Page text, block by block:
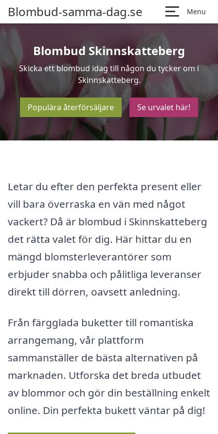
Blombud-samma-dag.se Menu
Blombud Skinnskatteberg
Skicka ett blombud idag till någon du tycker om i
Skinnskatteberg.
Populära återförsäljare Se urvalet här!
Letar du efter den perfekta present eller
vill bara överraska en vän med något
vackert? Då är blombud i Skinnskatteberg
det rätta valet för dig. Här hittar du en
mängd blomsterleverantörer som
erbjuder snabba och pålitliga leveranser
direkt till dörren, oavsett anledning.
Från färgglada buketter till romantiska
arrangemang, vår plattform
sammanställer de bästa alternativen på
marknaden. Utforska det breda utbudet
av blommor och gör din beställning enkelt
online. Din perfekta bukett väntar på dig!